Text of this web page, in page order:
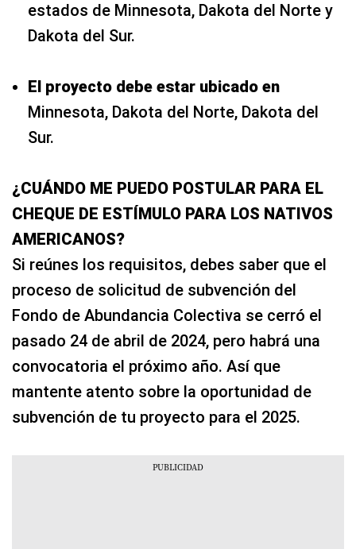
estados de Minnesota, Dakota del Norte y
Dakota del Sur.
El proyecto debe estar ubicado en
Minnesota, Dakota del Norte, Dakota del
Sur.
¿CUÁNDO ME PUEDO POSTULAR PARA EL
CHEQUE DE ESTÍMULO PARA LOS NATIVOS
AMERICANOS?
Si reúnes los requisitos, debes saber que el
proceso de solicitud de subvención del
Fondo de Abundancia Colectiva se cerró el
pasado 24 de abril de 2024, pero habrá una
convocatoria el próximo año. Así que
mantente atento sobre la oportunidad de
subvención de tu proyecto para el 2025.